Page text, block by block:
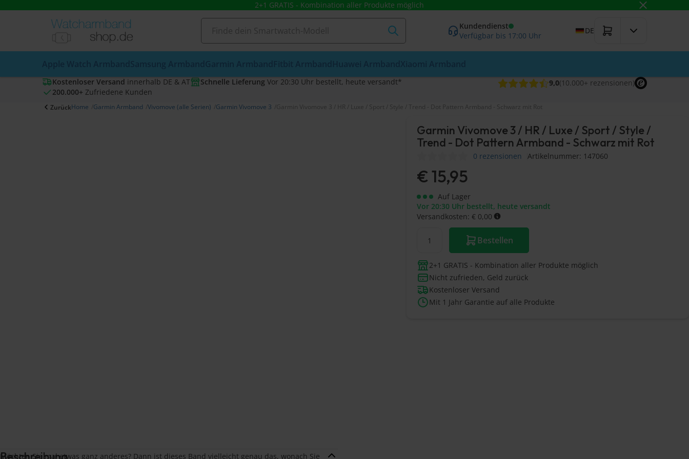
2+1 GRATIS - Kombination aller Produkte möglich
Kundendienst
Verfügbar bis 17:00 Uhr
DE
Kostenloser Versand innerhalb DE & AT Schnelle Lieferung Vor 20:30 Uhr bestellt, heute versandt*
200.000+ Zufriedene Kunden
9,0(10.000+ rezensionen)
ZurückHome Garmin Armband Vivomove (alle Serien) Garmin Vivomove 3 Garmin Vivomove 3 / HR / Luxe / Sport / Style / Trend - Dot Pattern Armband - Schwarz mit Rot
Garmin Vivomove 3 / HR / Luxe / Sport / Style /
Trend - Dot Pattern Armband - Schwarz mit Rot
0 rezensionen Artikelnummer: 147060
€15,95
Auf Lager
Vor 20:30 Uhr bestellt, heute versandt
Versandkosten: € 0,00
Bestellen
2+1 GRATIS - Kombination aller Produkte möglich
Nicht zufrieden, Geld zurück
Kostenloser Versand
Mit 1 Jahr Garantie auf alle Produkte
Möchten Sie mal etwas ganz anderes? Dann ist dieses Band vielleicht genau das, wonach Sie